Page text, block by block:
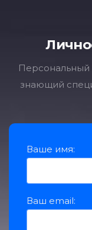
Персональный
знающий
Ваше имя:
Ваш еmail: